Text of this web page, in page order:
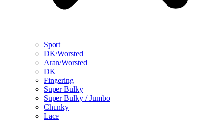
Sport
DK/Worsted
Aran/Worsted
DK
Fingering
Super Bulky
Super Bulky / Jumbo
Chunky
Lace